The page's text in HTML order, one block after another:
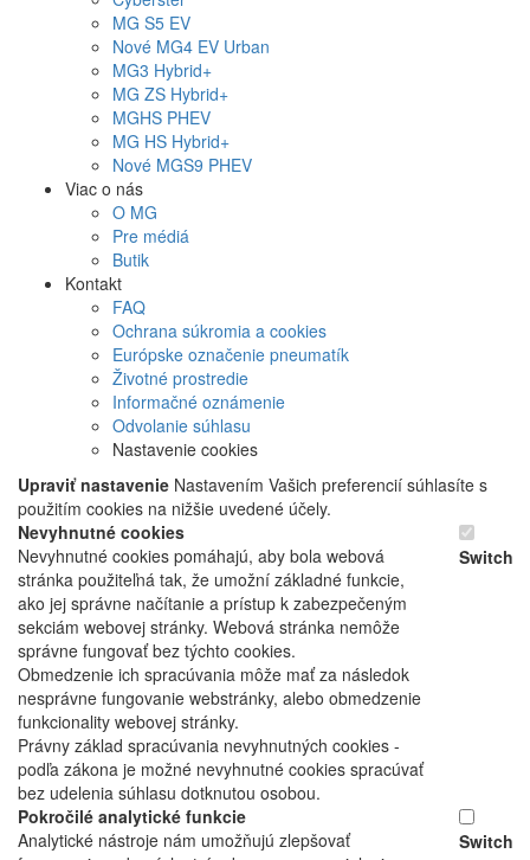
MG S5 EV
Nové MG4 EV Urban
MG3 Hybrid+
MG ZS Hybrid+
MGHS PHEV
MG HS Hybrid+
Nové MGS9 PHEV
Viac o nás
O MG
Pre médiá
Butik
Kontakt
FAQ
Ochrana súkromia a cookies
Európske označenie pneumatík
Životné prostredie
Informačné oznámenie
Odvolanie súhlasu
Nastavenie cookies
Upraviť nastavenie Nastavením Vašich preferencií súhlasíte s
použitím cookies na nižšie uvedené účely.
Nevyhnutné cookies
Nevyhnutné cookies pomáhajú, aby bola webová
stránka použiteľná tak, že umožní základné funkcie,
ako jej správne načítanie a prístup k zabezpečeným
sekciám webovej stránky. Webová stránka nemôže
správne fungovať bez týchto cookies.
Obmedzenie ich spracúvania môže mať za následok
nesprávne fungovanie webstránky, alebo obmedzenie
funkcionality webovej stránky.
Právny základ spracúvania nevyhnutných cookies -
podľa zákona je možné nevyhnutné cookies spracúvať
bez udelenia súhlasu dotknutou osobou.
Switch
Pokročilé analytické funkcie
Analytické nástroje nám umožňujú zlepšovať
Switch